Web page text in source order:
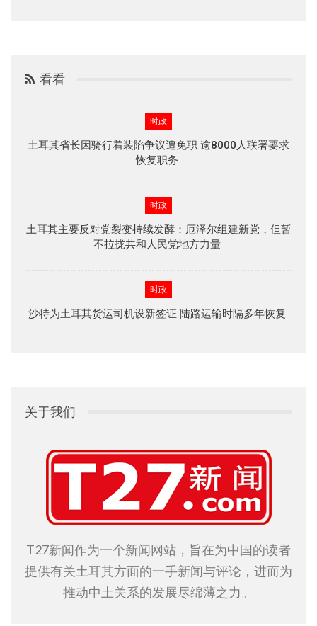
看看
时政
土耳其省长因骑行着装陷争议遭免职 逾8000人联署要求
恢复职务
时政
土耳其主要反对党裂变持续发酵：厄泽尔组建新党，但暂
不拉拢共和人民党地方力量
时政
沙特为土耳其货运司机设新签证 陆路运输时隔多年恢复
关于我们
T27新闻作为一个新闻网站，旨在为中国的读者
提供有关土耳其方面的一手新闻与评论，进而为
推动中土关系的发展尽绵薄之力。